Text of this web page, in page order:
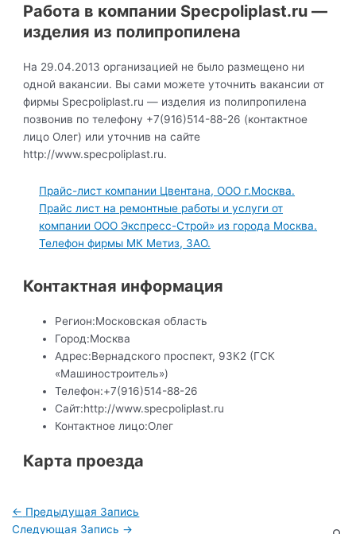
Работа в компании Specpoliplast.ru —
изделия из полипропилена
На 29.04.2013 организацией не было размещено ни
одной вакансии. Вы сами можете уточнить вакансии от
фирмы Specpoliplast.ru — изделия из полипропилена
позвонив по телефону +7(916)514-88-26 (контактное
лицо Олег) или уточнив на сайте
http://www.specpoliplast.ru.
Прайс-лист компании Цвентана, ООО г.Москва.
Прайс лист на ремонтные работы и услуги от
компании ООО Экспресс-Строй» из города Москва.
Телефон фирмы МК Метиз, ЗАО.
Контактная информация
Регион:Московская область
Город:Москва
Адрес:Вернадского проспект, 93К2 (ГСК
«Машиностроитель»)
Телефон:+7(916)514-88-26
Сайт:http://www.specpoliplast.ru
Контактное лицо:Олег
Карта проезда
Навигация
по
← Предыдущая Запись
Следующая Запись →